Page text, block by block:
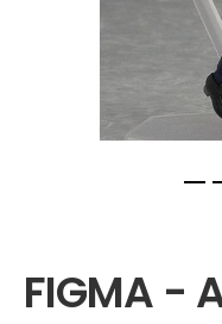
begin
van
FIGMA -